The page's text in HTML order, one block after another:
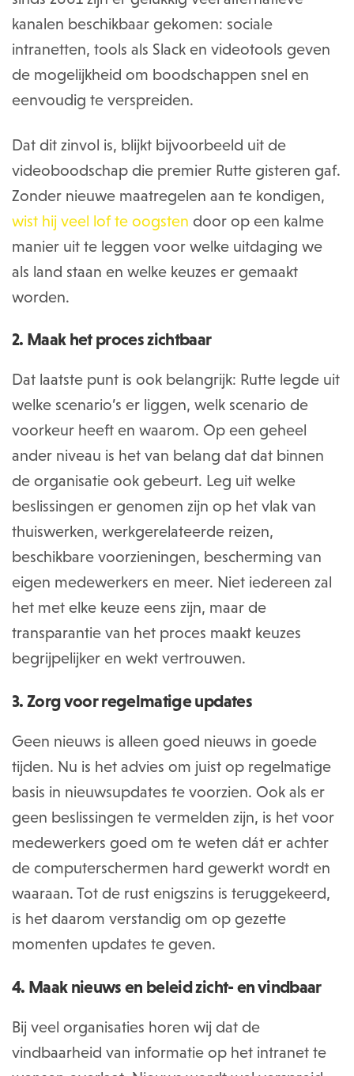
kanalen beschikbaar gekomen: sociale
intranetten, tools als Slack en videotools geven
de mogelijkheid om boodschappen snel en
eenvoudig te verspreiden.
Dat dit zinvol is, blijkt bijvoorbeeld uit de
videoboodschap die premier Rutte gisteren gaf.
Zonder nieuwe maatregelen aan te kondigen,
wist hij veel lof te oogsten door op een kalme
manier uit te leggen voor welke uitdaging we
als land staan en welke keuzes er gemaakt
worden.
2. Maak het proces zichtbaar
Dat laatste punt is ook belangrijk: Rutte legde uit
welke scenario’s er liggen, welk scenario de
voorkeur heeft en waarom. Op een geheel
ander niveau is het van belang dat dat binnen
de organisatie ook gebeurt. Leg uit welke
beslissingen er genomen zijn op het vlak van
thuiswerken, werkgerelateerde reizen,
beschikbare voorzieningen, bescherming van
eigen medewerkers en meer. Niet iedereen zal
het met elke keuze eens zijn, maar de
transparantie van het proces maakt keuzes
begrijpelijker en wekt vertrouwen.
3. Zorg voor regelmatige updates
Geen nieuws is alleen goed nieuws in goede
tijden. Nu is het advies om juist op regelmatige
basis in nieuwsupdates te voorzien. Ook als er
geen beslissingen te vermelden zijn, is het voor
medewerkers goed om te weten dát er achter
de computerschermen hard gewerkt wordt en
waaraan. Tot de rust enigszins is teruggekeerd,
is het daarom verstandig om op gezette
momenten updates te geven.
4. Maak nieuws en beleid zicht- en vindbaar
Bij veel organisaties horen wij dat de
vindbaarheid van informatie op het intranet te